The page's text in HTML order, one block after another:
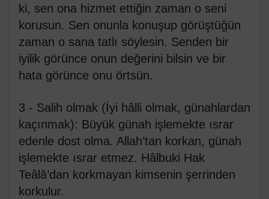
ki, sen ona hizmet ettiğin zaman o seni
korusun. Sen onunla konuşup görüştüğün
zaman o sana tatlı söylesin. Senden bir
iyilik görünce onun değerini bilsin ve bir
hata görünce onu örtsün.
3 - Salih olmak (İyi hâlli olmak, günahlardan
kaçınmak): Büyük günah işlemekte ısrar
edenle dost olma. Allah’tan korkan, günah
işlemekte ısrar etmez. Hâlbuki Hak
Teâlâ’dan korkmayan kimsenin şerrinden
korkulur.